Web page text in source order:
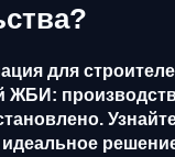
для
ЖБИ: